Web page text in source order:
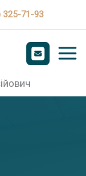
325-71-93